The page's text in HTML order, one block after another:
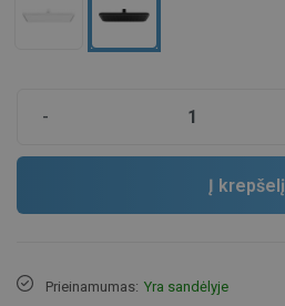
-
Į krepšelį
Prieinamumas: Yra sandėlyje